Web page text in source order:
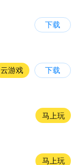
下载
云游戏 下载
马上玩
马上玩